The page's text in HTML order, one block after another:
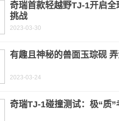
奇瑞首款轻越野TJ-1开启
挑战
2023-03-30
有趣且神秘的兽面玉琮砚
2023-03-24
奇瑞TJ-1碰撞测试：极“质